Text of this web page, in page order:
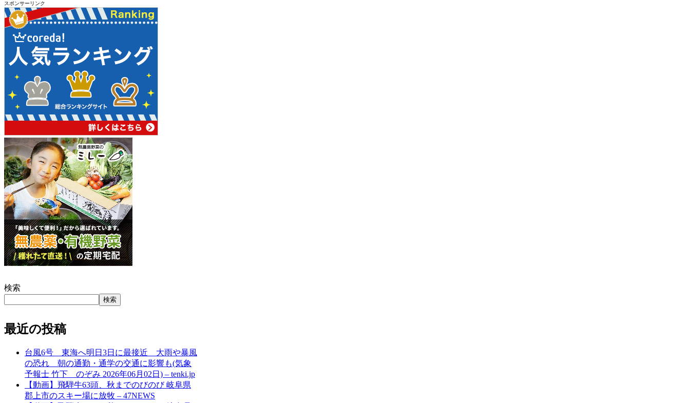
スポンサーリンク
検索
検索
最近の投稿
台風6号 東海へ明日3日に最接近 大雨や暴風
の恐れ 朝の通勤・通学の交通に影響も(気象
予報士 竹下 のぞみ 2026年06月02日) – tenki.jp
【動画】飛騨牛63頭、秋までのびのび 岐阜県
郡上市のスキー場に放牧 – 47NEWS